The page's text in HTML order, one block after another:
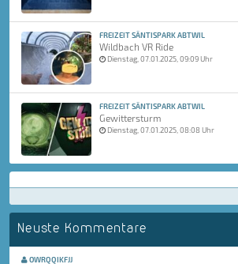
FREIZEIT SÄNTISPARK ABTWIL
Wildbach VR Ride
Dienstag, 07.01.2025, 09:09 Uhr
FREIZEIT SÄNTISPARK ABTWIL
Gewittersturm
Dienstag, 07.01.2025, 08:08 Uhr
Neuste Kommentare
OWRQQIKFJJ